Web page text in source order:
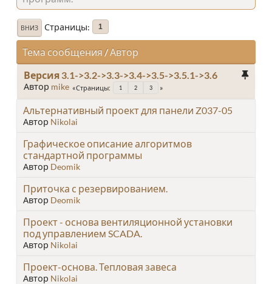
ВНИЗ Страницы 1
Тема сообщения / Автор
Версия 3.1->3.2->3.3->3.4->3.5->3.5.1->3.6
Автор mike Страницы 1 2 3
Альтернативный проект для панели Z037-05
Автор Nikolai
Графическое описание алгоритмов
стандартной программы
Автор Deomik
Приточка с резервированием.
Автор Deomik
Проект - основа вентиляционной установки
под управлением SCADA.
Автор Nikolai
Проект-основа. Тепловая завеса
Автор Nikolai